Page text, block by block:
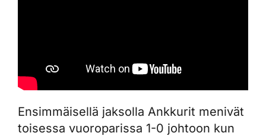
Ensimmäisellä jaksolla Ankkurit menivät
toisessa vuoroparissa 1-0 johtoon kun